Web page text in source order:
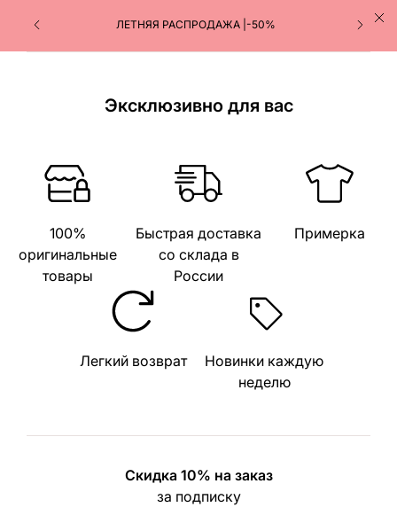
ЛЕТНЯЯ РАСПРОДАЖА |-50%
Эксклюзивно для вас
100%
оригинальные
товары
Быстрая доставка
со склада в
России
Примерка
Легкий возврат
Новинки каждую
неделю
Скидка 10% на заказ
за подписку